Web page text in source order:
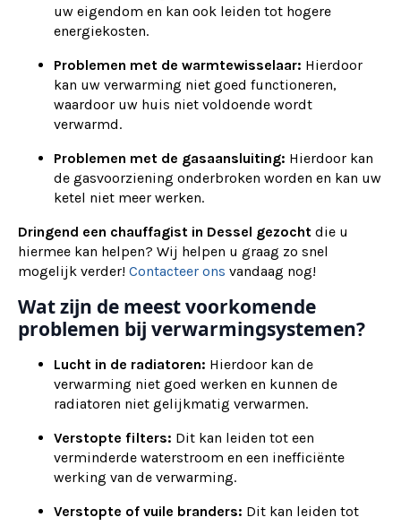
uw eigendom en kan ook leiden tot hogere
energiekosten.
Problemen met de warmtewisselaar: Hierdoor
kan uw verwarming niet goed functioneren,
waardoor uw huis niet voldoende wordt
verwarmd.
Problemen met de gasaansluiting: Hierdoor kan
de gasvoorziening onderbroken worden en kan uw
ketel niet meer werken.
Dringend een chauffagist in Dessel gezocht die u
hiermee kan helpen? Wij helpen u graag zo snel
mogelijk verder! Contacteer ons vandaag nog!
Wat zijn de meest voorkomende
problemen bij verwarmingsystemen?
Lucht in de radiatoren: Hierdoor kan de
verwarming niet goed werken en kunnen de
radiatoren niet gelijkmatig verwarmen.
Verstopte filters: Dit kan leiden tot een
verminderde waterstroom en een inefficiënte
werking van de verwarming.
Verstopte of vuile branders: Dit kan leiden tot